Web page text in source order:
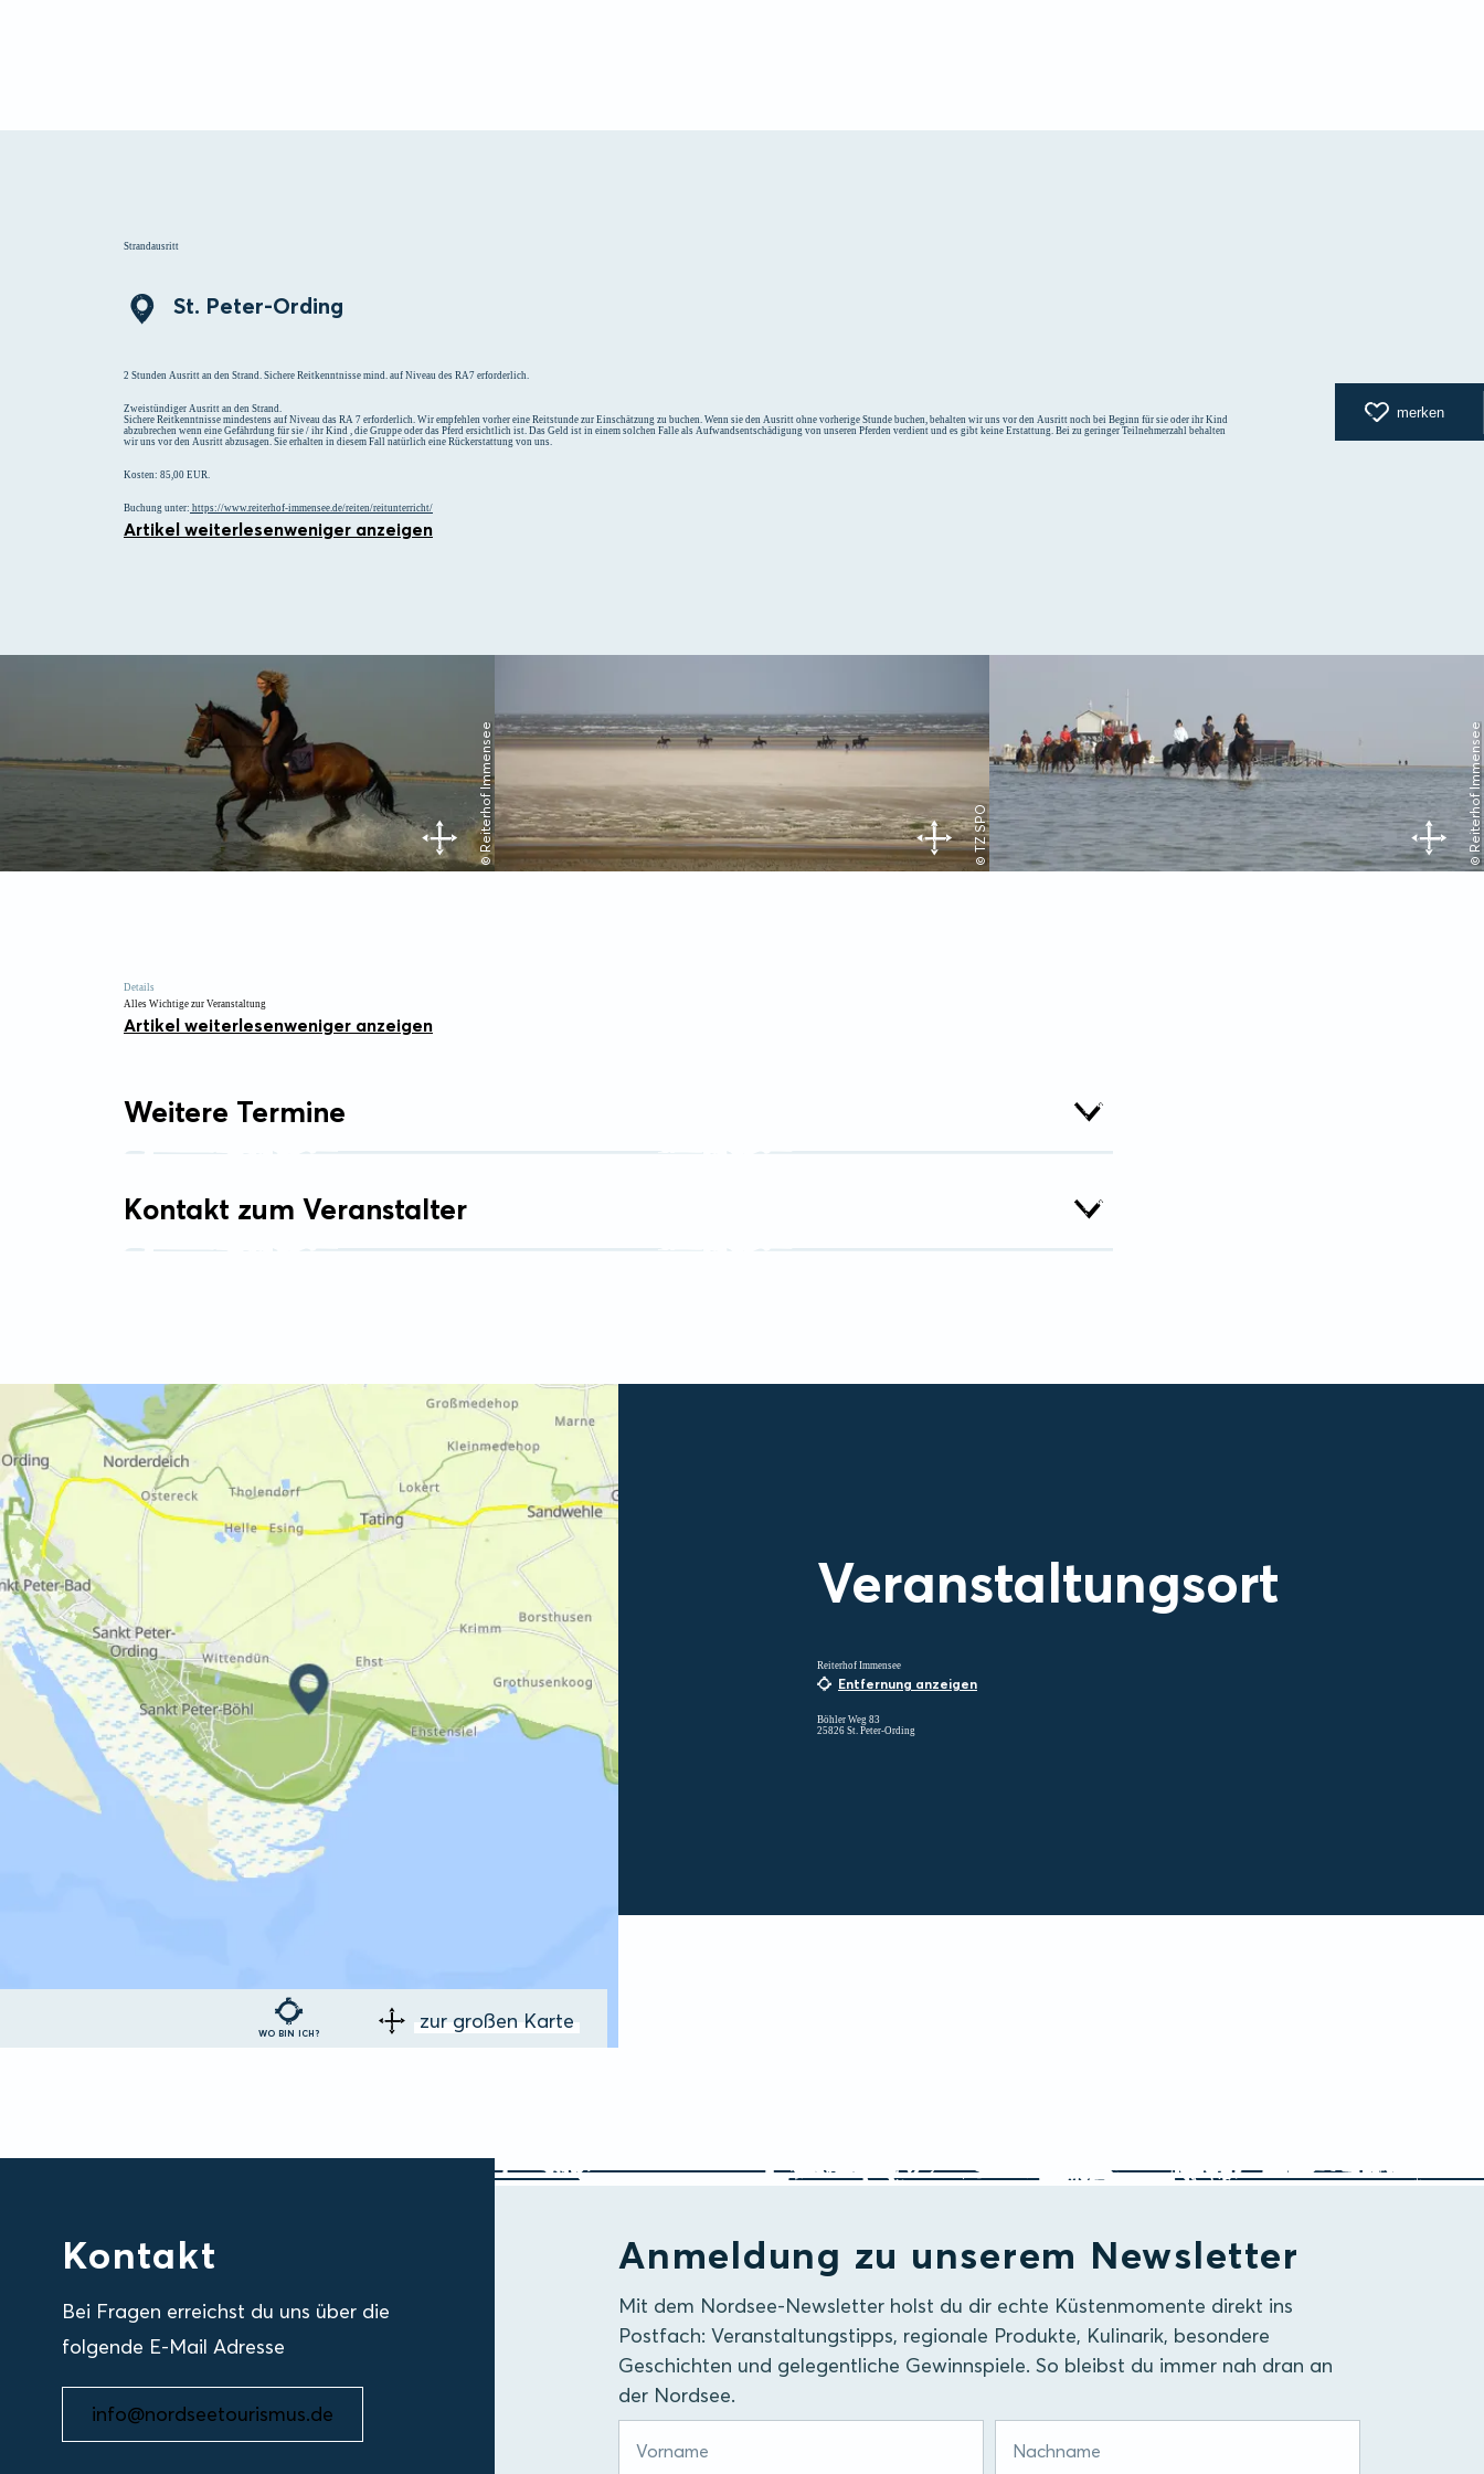
Strandausritt
St. Peter-Ording
2 Stunden Ausritt an den Strand. Sichere Reitkenntnisse mind. auf Niveau des RA7 erforderlich.
Zweistündiger Ausritt an den Strand.
Sichere Reitkenntnisse mindestens auf Niveau das RA 7 erforderlich. Wir empfehlen vorher eine Reitstunde zur Einschätzung zu buchen. Wenn sie den Ausritt ohne vorherige Stunde buchen, behalten wir uns vor den Ausritt noch bei Beginn für sie oder ihr Kind
abzubrechen wenn eine Gefährdung für sie / ihr Kind , die Gruppe oder das Pferd ersichtlich ist. Das Geld ist in einem solchen Falle als Aufwandsentschädigung von unseren Pferden verdient und es gibt keine Erstattung. Bei zu geringer Teilnehmerzahl behalten
wir uns vor den Ausritt abzusagen. Sie erhalten in diesem Fall natürlich eine Rückerstattung von uns.
Kosten: 85,00 EUR.
Buchung unter: https://www.reiterhof-immensee.de/reiten/reitunterricht/
Artikel weiterlesenweniger anzeigen
© Reiterhof Immensee © TZ SPO © Reiterhof Immensee
Details
Alles Wichtige zur Veranstaltung
Artikel weiterlesenweniger anzeigen
Weitere Termine
Kontakt zum Veranstalter
Veranstaltungsort
WO BIN ICH? zur großen Karte
Reiterhof Immensee
Entfernung anzeigen
Böhler Weg 83
25826 St. Peter-Ording
merken
Anmeldung zu unserem Newsletter
Mit dem Nordsee-Newsletter holst du dir echte Küstenmomente direkt ins
Postfach: Veranstaltungstipps, regionale Produkte, Kulinarik, besondere
Geschichten und gelegentliche Gewinnspiele. So bleibst du immer nah dran an
der Nordsee.
Kontakt
Bei Fragen erreichst du uns über die
folgende E-Mail Adresse
info@nordseetourismus.de